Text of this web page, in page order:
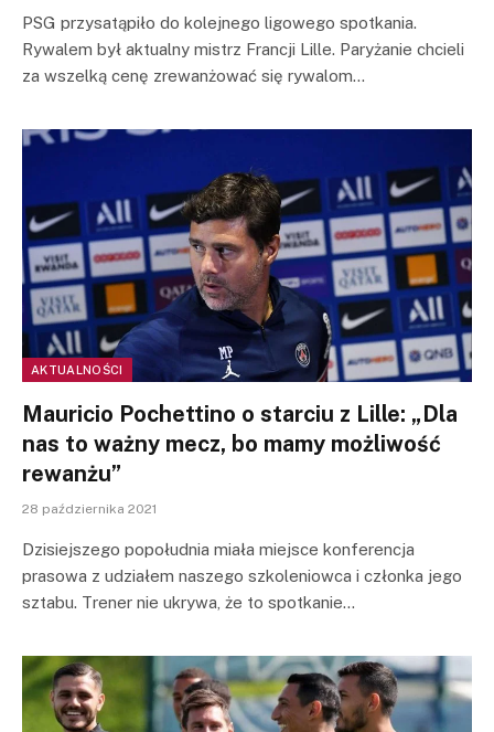
PSG przysatąpiło do kolejnego ligowego spotkania.
Rywalem był aktualny mistrz Francji Lille. Paryżanie chcieli
za wszelką cenę zrewanżować się rywalom…
AKTUALNOŚCI
Mauricio Pochettino o starciu z Lille: „Dla
nas to ważny mecz, bo mamy możliwość
rewanżu”
28 października 2021
Dzisiejszego popołudnia miała miejsce konferencja
prasowa z udziałem naszego szkoleniowca i członka jego
sztabu. Trener nie ukrywa, że to spotkanie…